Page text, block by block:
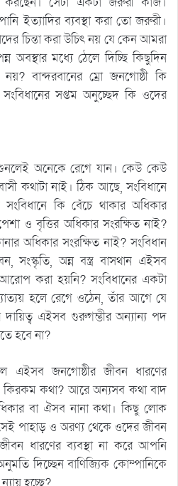
ইত্যাদির ব্যবস্থা করা তো জরুরী।
চিন্তা করা উচিৎ নয় যে কেন আমরা
মধ্যে ঠেলে দিচ্ছি কিছুদিন
বান্দরবানের ম্রো জনগোষ্ঠী কি
সংবিধানের সপ্তম অনুচ্ছেদ কি ওদের
অনেকে রেগে যান। কেউ কেউ
কথাটা নাই। ঠিক আছে, সংবিধানে
কি বেঁচে থাকার অধিকার
ও বৃত্তির অধিকার সংরক্ষিত নাই?
অধিকার সংরক্ষিত নাই? সংবিধান
সংস্কৃতি, অন্ন বস্ত্র বাসথান এইসব
আরোপ করা হয়নি? সংবিধানের একটা
হলে রেগে ওঠেন, তাঁর আগে যে
দায়িত্ব এইসব গুরুগম্ভীর অন্যান্য পদ
হবে না?
এইসব জনগোষ্ঠীর জীবন ধারণের
কথা? আরে অন্যসব কথা বাদ
বা ঐসব নানা কথা। কিছু লোক
পাহাড় ও অরণ্য থেকে ওদের জীবন
ধারণের ব্যবস্থা না করে আপনি
দিচ্ছেন বাণিজ্যিক কোম্পানিকে
হচ্ছে?